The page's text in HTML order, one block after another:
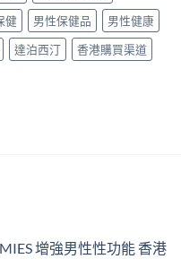
健 男性保健品
男性健康
達泊西汀 香港購買渠道
增強男性性功能 香港